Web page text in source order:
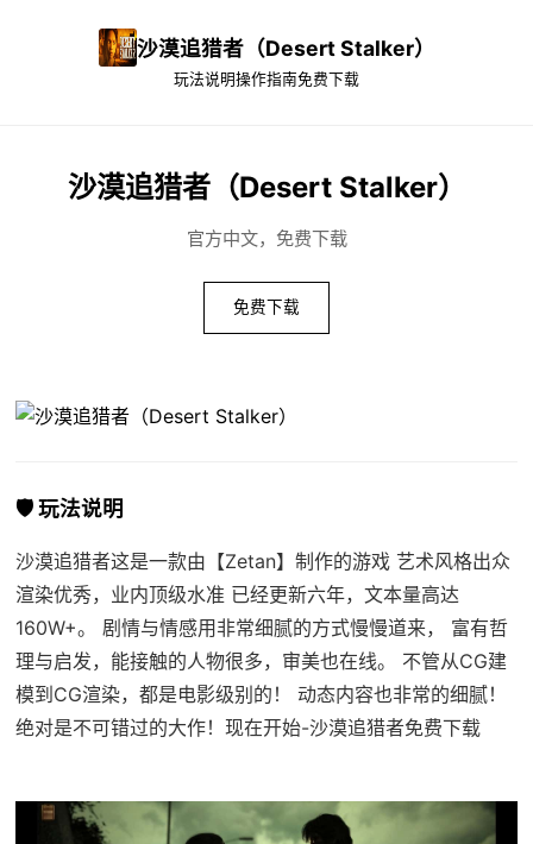
沙漠追猎者（Desert Stalker）
玩法说明操作指南免费下载
沙漠追猎者（Desert Stalker）
官方中文，免费下载
免费下载
🛡️ 玩法说明
沙漠追猎者这是一款由【Zetan】制作的游戏 艺术风格出众
渲染优秀，业内顶级水准 已经更新六年，文本量高达
160W+。 剧情与情感用非常细腻的方式慢慢道来， 富有哲
理与启发，能接触的人物很多，审美也在线。 不管从CG建
模到CG渲染，都是电影级别的！ 动态内容也非常的细腻！
绝对是不可错过的大作！现在开始-沙漠追猎者免费下载